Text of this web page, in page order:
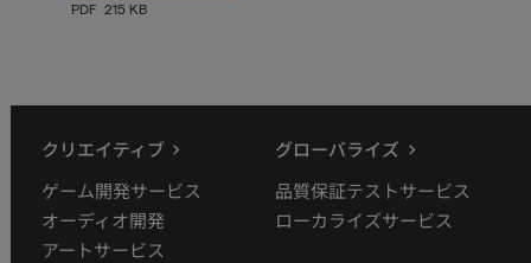
PDF 215 KB
クリエイティブ
ゲーム開発サービス
オーディオ開発
アートサービス
グローバライズ
品質保証テストサービス
ローカライズサービス